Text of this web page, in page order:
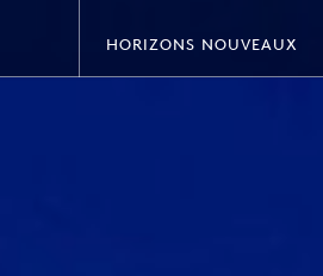
HORIZONS NOUVEAUX